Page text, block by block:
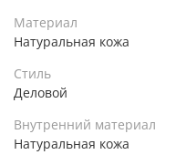
Материал
Натуральная кожа
Стиль
Деловой
Внутренний материал
Натуральная кожа